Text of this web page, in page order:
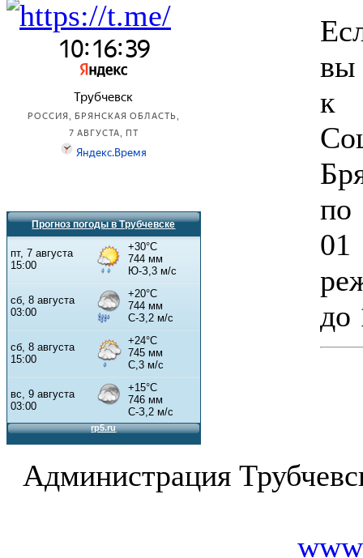
Прогноз погоды в Трубчевске
вы
к
по
до
Администрация